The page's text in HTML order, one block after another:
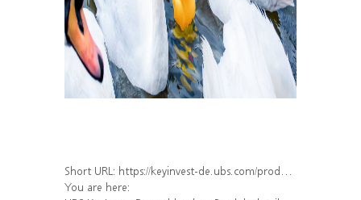
Short URL: https://keyinvest-de.ubs.com/produkt/detail/index/isin/DE000WA2V2W1
You are here: